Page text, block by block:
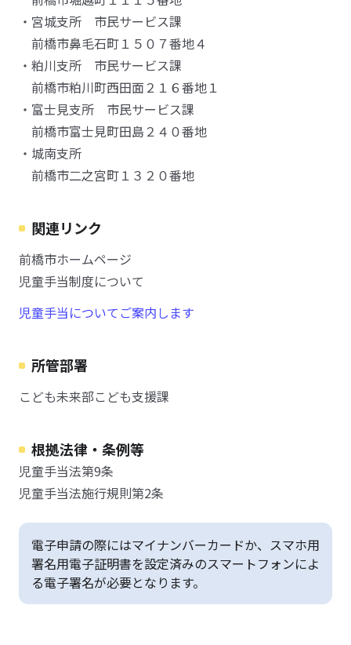
・宮城支所 市民サービス課
前橋市鼻毛石町１５０７番地４
・粕川支所 市民サービス課
前橋市粕川町西田面２１６番地１
・富士見支所 市民サービス課
前橋市富士見町田島２４０番地
・城南支所
前橋市二之宮町１３２０番地
関連リンク
前橋市ホームページ
児童手当制度について
児童手当についてご案内します
所管部署
こども未来部こども支援課
根拠法律・条例等
児童手当法第9条
児童手当法施行規則第2条
電子申請の際にはマイナンバーカードか、スマホ用
署名用電子証明書を設定済みのスマートフォンによ
る電子署名が必要となります。